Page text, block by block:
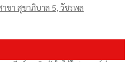
ขา สุขาภิบาล 5, วัชรพล